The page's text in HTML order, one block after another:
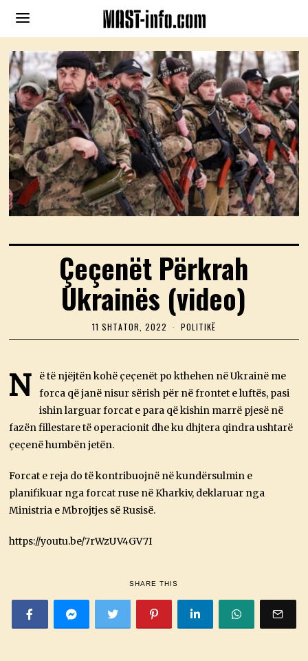
Çeçenët Përkrah
Ukrainës (video)
11 SHTATOR, 2022
1
A
T
R
,
2
POLITIKË
N
ë të njëjtën kohë çeçenët po kthehen në Ukrainë me
forca që janë nisur sërish për në frontet e luftës, pasi
ishin larguar forcat e para që kishin marrë pjesë në
fazën fillestare të operacionit dhe ku dhjtera qindra ushtarë
çeçenë humbën jetën.
Forcat e reja do të kontribuojnë në kundërsulmin e
planifikuar nga forcat ruse në Kharkiv, deklaruar nga
Ministria e Mbrojtjes së Rusisë.
https://youtu.be/7rWzUV4GV7I
SHARE THIS